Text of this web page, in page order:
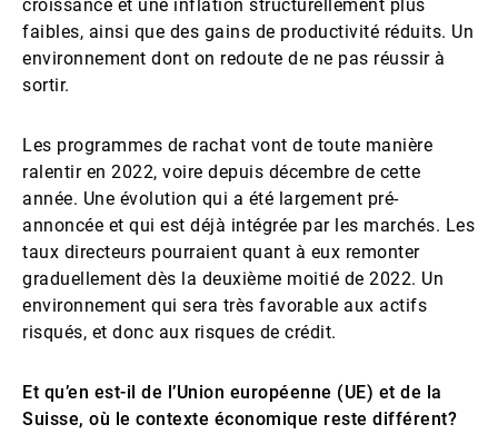
croissance et une inflation structurellement plus
faibles, ainsi que des gains de productivité réduits. Un
environnement dont on redoute de ne pas réussir à
sortir.
Les programmes de rachat vont de toute manière
ralentir en 2022, voire depuis décembre de cette
année. Une évolution qui a été largement pré-
annoncée et qui est déjà intégrée par les marchés. Les
taux directeurs pourraient quant à eux remonter
graduellement dès la deuxième moitié de 2022. Un
environnement qui sera très favorable aux actifs
risqués, et donc aux risques de crédit.
Et qu’en est-il de l’Union européenne (UE) et de la
Suisse, où le contexte économique reste différent?